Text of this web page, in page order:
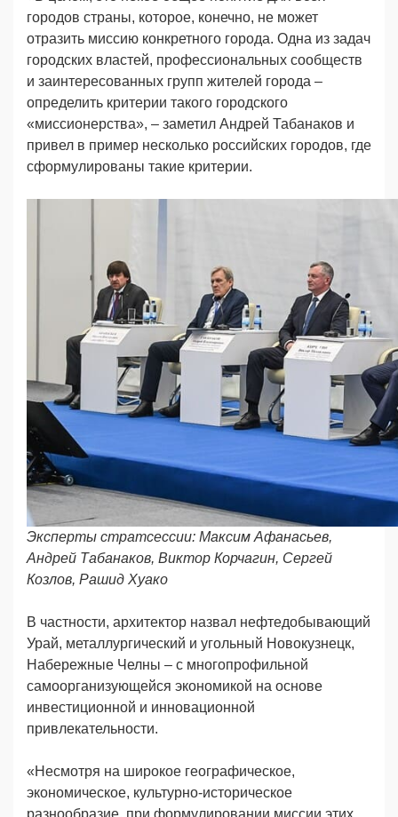
городов страны, которое, конечно, не может
отразить миссию конкретного города. Одна из задач
городских властей, профессиональных сообществ
и заинтересованных групп жителей города –
определить критерии такого городского
«миссионерства», – заметил Андрей Табанаков и
привел в пример несколько российских городов, где
сформулированы такие критерии.
Эксперты стратсессии: Максим Афанасьев,
Андрей Табанаков, Виктор Корчагин, Сергей
Козлов, Рашид Хуако
В частности, архитектор назвал нефтедобывающий
Урай, металлургический и угольный Новокузнецк,
Набережные Челны – с многопрофильной
самоорганизующейся экономикой на основе
инвестиционной и инновационной
привлекательности.
«Несмотря на широкое географическое,
экономическое, культурно-историческое
разнообразие, при формулировании миссии этих